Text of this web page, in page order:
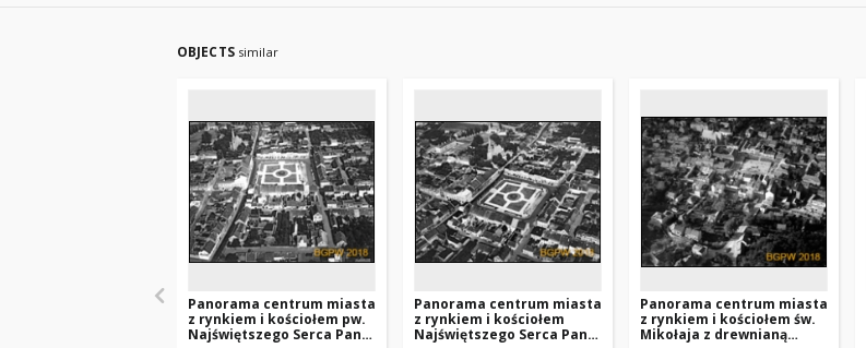
OBJECTS similar
Panorama centrum miasta
z rynkiem i kościołem pw.
Najświętszego Serca Pana
Panorama centrum miasta
z rynkiem i kościołem
Najświętszego Serca Pana
Panorama centrum miasta
z rynkiem i kościołem św.
Mikołaja z drewnianą